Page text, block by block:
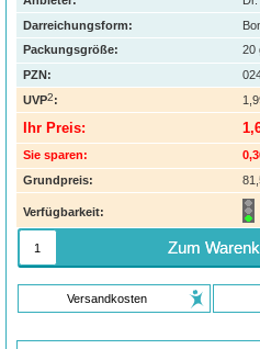
Darreichungsform:
Packungsgröße:
20
PZN:
UVP2:
Ihr Preis:
Sie sparen:
Grundpreis:
Verfügbarkeit:
Zum
Versandkosten